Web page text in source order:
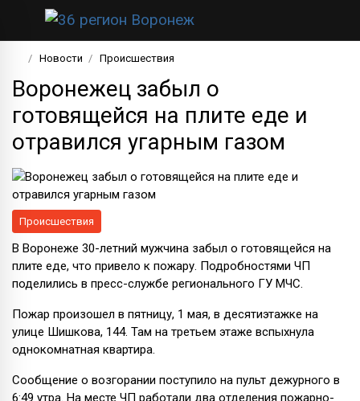
Новости Происшествия
Воронежец забыл о
готовящейся на плите еде и
отравился угарным газом
Происшествия
В Воронеже 30-летний мужчина забыл о готовящейся на
плите еде, что привело к пожару. Подробностями ЧП
поделились в пресс-службе регионального ГУ МЧС.
Пожар произошел в пятницу, 1 мая, в десятиэтажке на
улице Шишкова, 144. Там на третьем этаже вспыхнула
однокомнатная квартира.
Сообщение о возгорании поступило на пульт дежурного в
6:49 утра. На месте ЧП работали два отделения пожарно-